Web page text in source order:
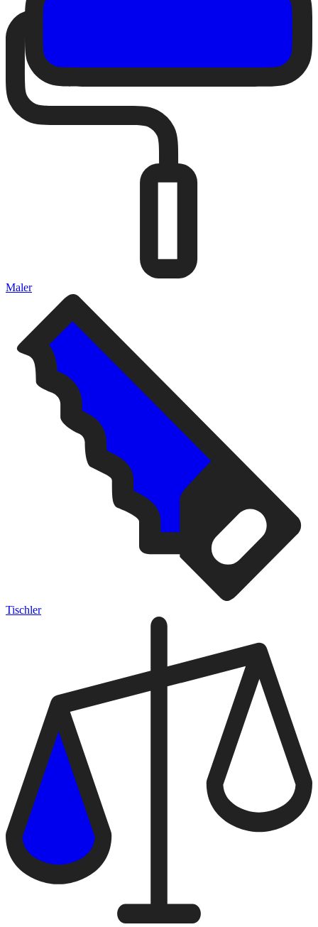
Maler
Tischler